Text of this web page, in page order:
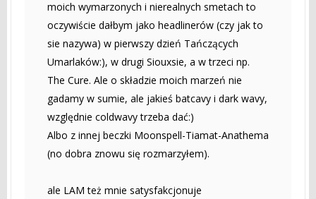
moich wymarzonych i nierealnych smetach to
oczywiście dałbym jako headlinerów (czy jak to
sie nazywa) w pierwszy dzień Tańczących
Umarlaków:), w drugi Siouxsie, a w trzeci np.
The Cure. Ale o składzie moich marzeń nie
gadamy w sumie, ale jakieś batcavy i dark wavy,
względnie coldwavy trzeba dać:)
Albo z innej beczki Moonspell-Tiamat-Anathema
(no dobra znowu się rozmarzyłem).
ale LAM też mnie satysfakcjonuje